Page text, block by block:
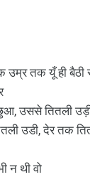
तक यूँ ही बैठी
उससे तितली
उडी, देर तक
न थी वो